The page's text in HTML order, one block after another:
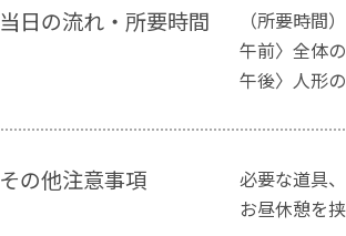
当日の流れ・所要時間
（所要時間
午前〉全体
午後〉人形
その他注意事項
必要な道具
お昼休憩を